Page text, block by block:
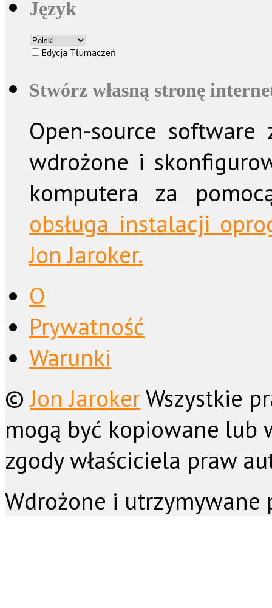
Język
Edycja Tłumaczeń
Stwórz własną stronę
Open-source
wdrożone i
komputera za
obsługa instalacji
Jon Jaroker.
O
Prywatność
Warunki
©Jon JarokerWszystkie
mogą być kopiowane lub
zgody właściciela praw
Wdrożone i utrzymywane